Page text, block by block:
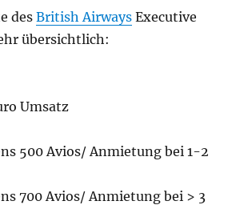
desBritish Airways Executive
übersichtlich:
Umsatz
500 Avios/ Anmietung bei 1-2
700 Avios/ Anmietung bei > 3